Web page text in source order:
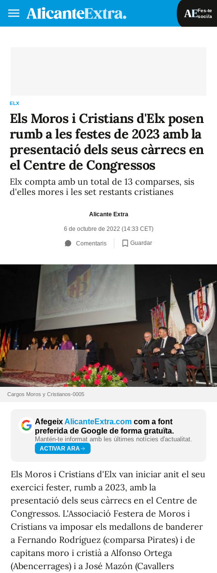
Fes-te
soci/a
ELX
Els Moros i Cristians d'Elx posen
rumb a les festes de 2023 amb la
presentació dels seus càrrecs en
el Centre de Congressos
Elx compta amb un total de 13 comparses, sis
d'elles mores i les set restants cristianes
Alicante Extra
6 de octubre de 2022 (14:33 CET)
Comentaris Guardar
Cargos Moros y Cristianos-0005
AfegeixAlicanteExtra.com com a font
preferida de Google de forma gratuïta.
Mantén-te informat amb les últimes notícies d'actualitat.
ACTIVAR ARA
Els Moros i Cristians d'Elx van iniciar anit el seu
exercici fester, rumb a 2023, amb la
presentació dels seus càrrecs en el Centre de
Congressos. L'Associació Festera de Moros i
Cristians va imposar els medallons de banderer
a Fernando Rodríguez (comparsa Pirates) i de
capitans moro i cristià a Alfonso Ortega
(Abencerrages) i a José Mazón (Cavallers